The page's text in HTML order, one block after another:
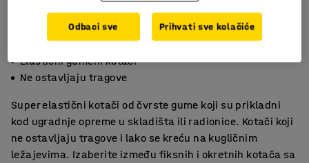
Slični proizvodi
Dobro podnose udarce
Elastični gumeni kotači
Ne ostavljaju tragove
Super elastični kotači od čvrste gume koji su prikladni
kod ugradnje opreme u skladišta ili radionice. Kotači koji
ne ostavljaju tragove i lako se kreću na kugličnim
ležajevima. Izaberite između fiksnih i okretnih kotača sa
Odbaci sve Prihvati sve kolačiće